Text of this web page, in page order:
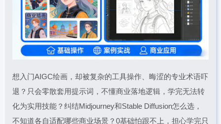
想入门AIGC绘画，却被复杂的工具操作、晦涩的专业术语吓
退？只会零散套用提示词，不懂商业落地逻辑，学完无法转
化为实用技能？纠结Midjourney和Stable Diffusion怎么选，
不知道各自适配哪些商业场景？0基础怕跟不上，担心学完只